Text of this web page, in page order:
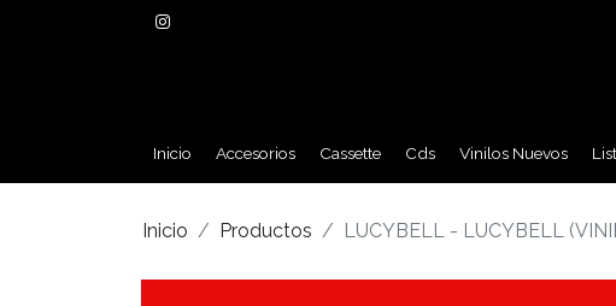
Inicio Accesorios Cassette Cds Vinilos Nuevos
Inicio Productos LUCYBELL - LUCYBELL